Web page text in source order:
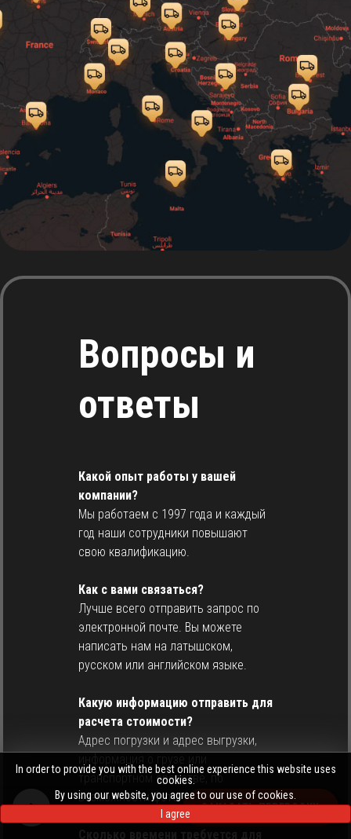
ЗАКАЗАТЬ ПЕРЕВОЗКУ
Вопросы и
ответы
Какой опыт работы у вашей
компании?
Мы работаем с 1997 года и каждый
год наши сотрудники повышают
свою квалификацию.
Как с вами связаться?
Лучше всего отправить запрос по
электронной почте. Вы можете
написать нам на латышском,
русском или английском языке.
Какую информацию отправить для
расчета стоимости?
Адрес погрузки и адрес выгрузки,
транспортном средстве, по
возможности фото.
In order to provide you with the best online experience this website uses
cookies.
By using our website, you agree to our use of cookies.
I agree